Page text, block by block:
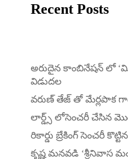
Recent Posts
అరుదైన కాంబినేషన్ లో
విడుదల
వరుణ్ తేజ్ తో మేర్లపాక
లార్డ్స్ లోసెంచరీ చేసిన
రికార్డు బ్రేకింగ్ సెంచరీ
కృష్ణ మనవడి ‘శ్రీనివాస